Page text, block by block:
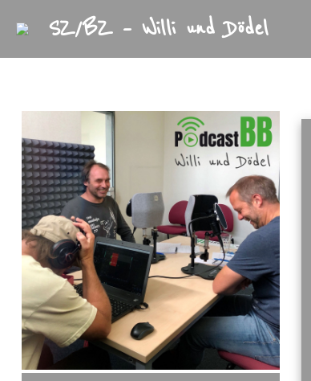
SZ/BZ – Willi und Dödel